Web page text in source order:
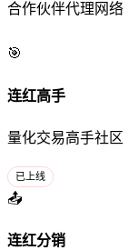
合作伙伴代理网络
🎯
连红高手
量化交易高手社区
已上线
📤
连红分销